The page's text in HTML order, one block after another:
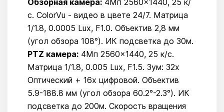
Обзорная камера: 4Мп 2560×1440, 25 к/
с. ColorVu - видео в цвете 24/7. Матрица
1/1.8, 0.0005 Lux, F1.0. Объектив 2,8 мм
(угол обзора 108°). ИК подсветка до 30м.
PTZ камера: 4Мп 2560×1440, 25 к/с.
Матрица 1/1.8, 0.005 Lux, F1.5. Зум: 32x
Оптический + 16x цифровой. Объектив
5.9-188.8 мм (угол обзора 60.2°-2.3°). ИК
подсветка до 200м. Скорость вращения